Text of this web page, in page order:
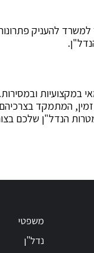
להעניק
במקצועיות
המתמקד
הנדל"ן שלכם
משפטי
נדל"ן